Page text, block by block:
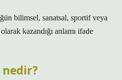
bilimsel, sanatsal, sportif veya
kazandığı anlamı ifade